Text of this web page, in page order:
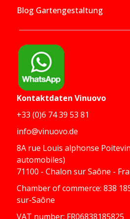
Blog Gartengestaltung
Kontaktdaten Vinuovo
+33 (0)6 74 39 53 81
info@vinuovo.de
8A rue Louis alphonse
automobiles)
71100 - Chalon sur Saône -
Chamber of commerce: 838
sur-Saône
VAT number: FR06838185825